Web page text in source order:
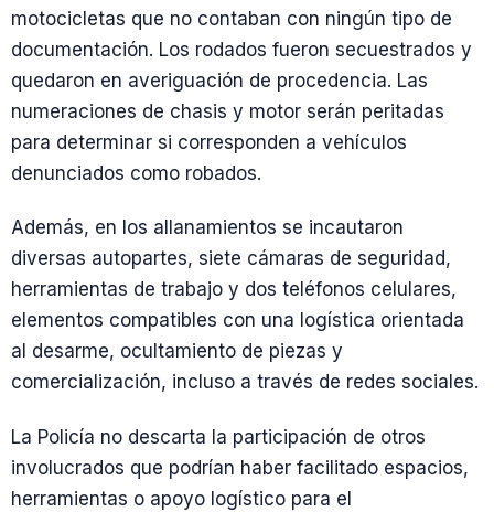
motocicletas que no contaban con ningún tipo de
documentación. Los rodados fueron secuestrados y
quedaron en averiguación de procedencia. Las
numeraciones de chasis y motor serán peritadas
para determinar si corresponden a vehículos
denunciados como robados.
Además, en los allanamientos se incautaron
diversas autopartes, siete cámaras de seguridad,
herramientas de trabajo y dos teléfonos celulares,
elementos compatibles con una logística orientada
al desarme, ocultamiento de piezas y
comercialización, incluso a través de redes sociales.
La Policía no descarta la participación de otros
involucrados que podrían haber facilitado espacios,
herramientas o apoyo logístico para el